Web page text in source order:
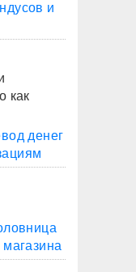
и
как
денег